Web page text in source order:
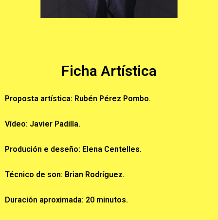
Ficha Artística
Proposta artística: Rubén Pérez Pombo.
Vídeo: Javier Padilla.
Produción e deseño: Elena Centelles.
Técnico de son: Brian Rodríguez.
Duración aproximada: 20 minutos.